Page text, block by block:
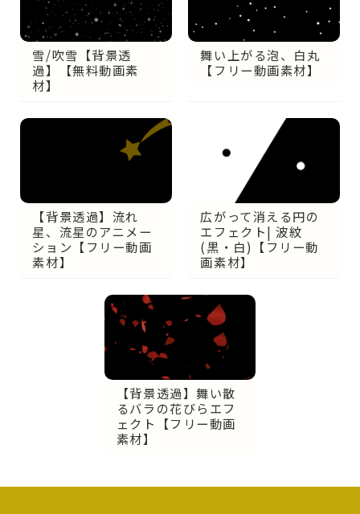
雪/吹雪【背景透
過】【無料動画素
材】
舞い上がる泡、白丸
【フリー動画素材】
【背景透過】流れ
星、流星のアニメー
ション【フリー動画
素材】
広がって消える円の
エフェクト| 波紋
(黒・白)【フリー動
画素材】
【背景透過】舞い散
るバラの花びらエフ
ェクト【フリー動画
素材】